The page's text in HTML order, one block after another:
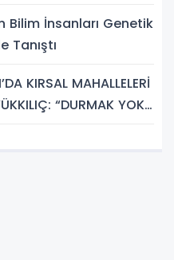
Bilim İnsanları Genetik
Tanıştı
KIRSAL MAHALLELERİ
“DURMAK YOK.